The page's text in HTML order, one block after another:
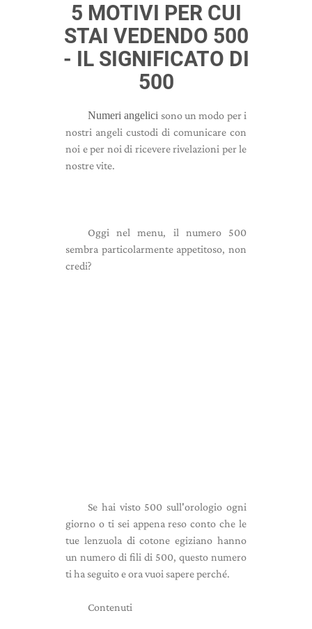
5 MOTIVI PER CUI
STAI VEDENDO 500
- IL SIGNIFICATO DI
500
Numeri angelici sono un modo per i
nostri angeli custodi di comunicare con
noi e per noi di ricevere rivelazioni per le
nostre vite.
Oggi nel menu, il numero 500
sembra particolarmente appetitoso, non
credi?
Se hai visto 500 sull'orologio ogni
giorno o ti sei appena reso conto che le
tue lenzuola di cotone egiziano hanno
un numero di fili di 500, questo numero
ti ha seguito e ora vuoi sapere perché.
Contenuti